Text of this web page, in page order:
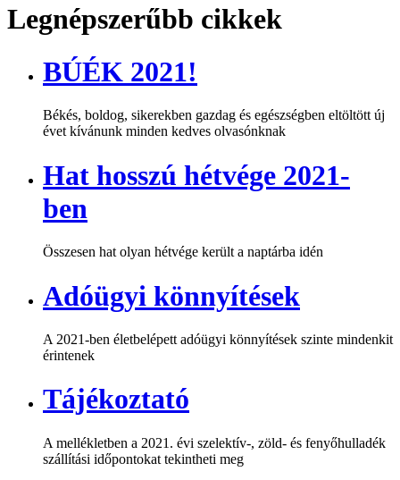
Legnépszerűbb cikkek
BÚÉK 2021!
Békés, boldog, sikerekben gazdag és egészségben eltöltött új
évet kívánunk minden kedves olvasónknak
Hat hosszú hétvége 2021-
ben
Összesen hat olyan hétvége került a naptárba idén
Adóügyi könnyítések
A 2021-ben életbelépett adóügyi könnyítések szinte mindenkit
érintenek
Tájékoztató
A mellékletben a 2021. évi szelektív-, zöld- és fenyőhulladék
szállítási időpontokat tekintheti meg